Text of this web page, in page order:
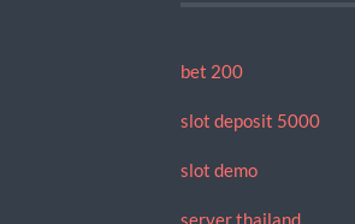
bet 200
slot deposit 5000
slot demo